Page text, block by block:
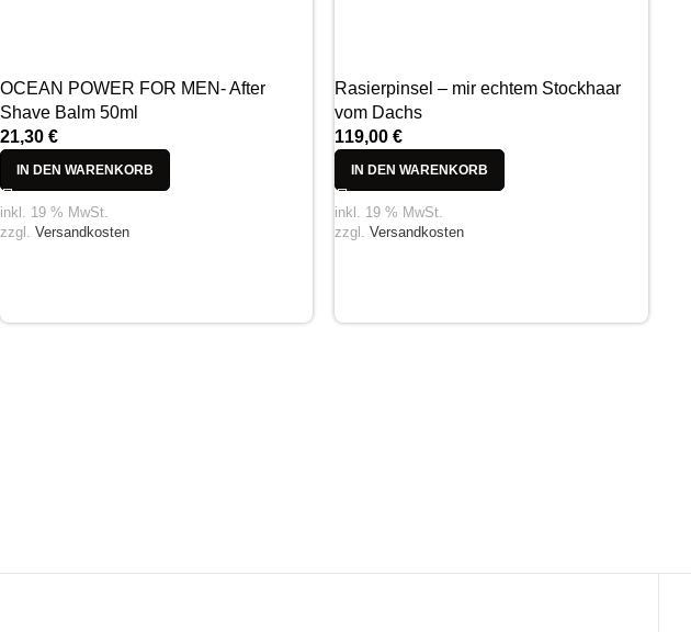
OCEAN POWER FOR MEN- After
Shave Balm 50ml
21,30 €
IN DEN WARENKORB
inkl. 19 % MwSt.
zzgl. Versandkosten
Rasierpinsel – mir echtem Stockhaar
vom Dachs
119,00€
IN DEN WARENKORB
inkl. 19 % MwSt.
zzgl.Versandkosten